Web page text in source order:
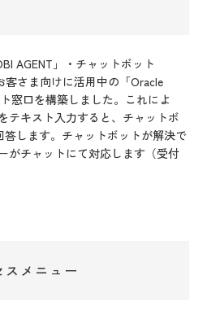
AGENT」・チャットボット
客さま向けに活用中の「Oracle
窓口を構築しました。これによ
テキスト入力すると、チャットボ
答します。チャットボットが解決で
がチャットにて対応します（受付
スメニュー